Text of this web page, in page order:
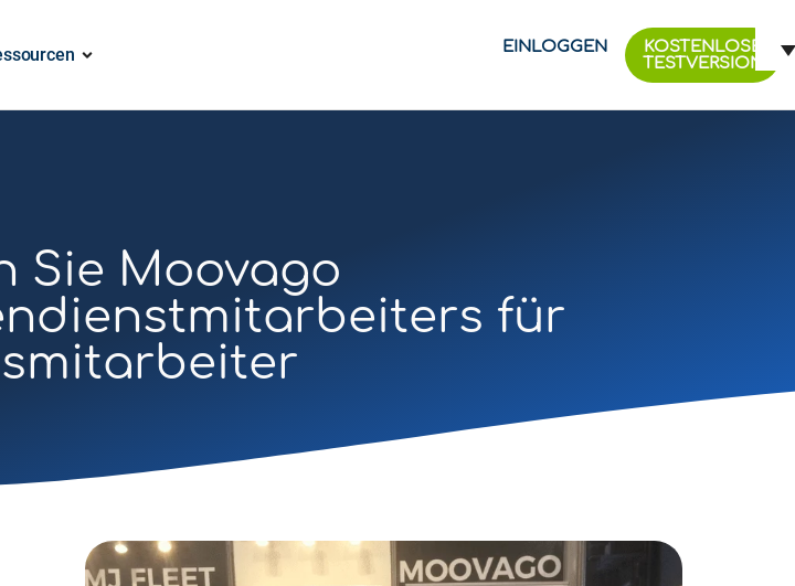
EINLOGGEN
KOSTENLOSE
TESTVERSION
Sie Moovago
für